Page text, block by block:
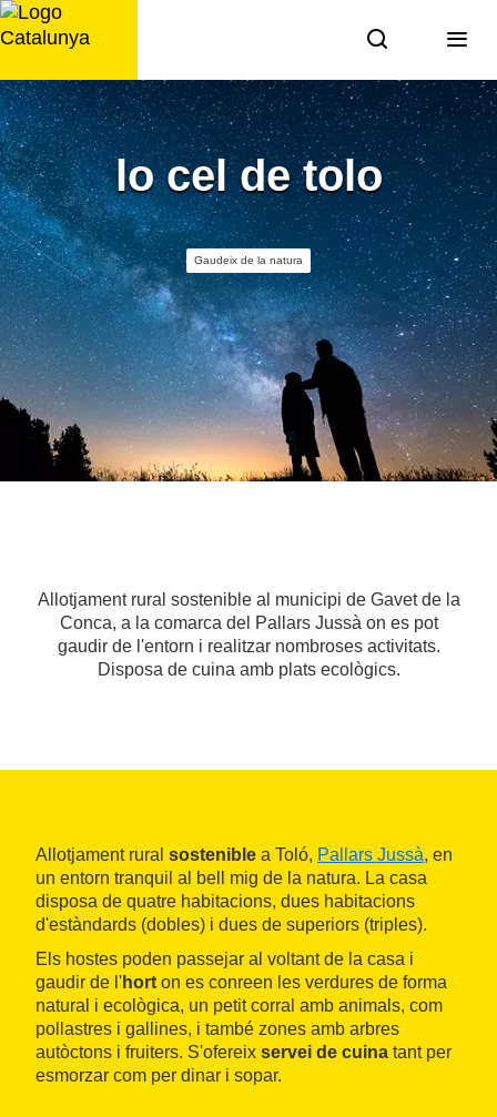
Saltar
al
lo cel de tolo
Gaudeix de la natura
Allotjament rural sostenible al municipi de Gavet de la
Conca, a la comarca del Pallars Jussà on es pot
gaudir de l'entorn i realitzar nombroses activitats.
Disposa de cuina amb plats ecològics.
Allotjament rural sostenible a Toló, Pallars Jussà, en
un entorn tranquil al bell mig de la natura. La casa
disposa de quatre habitacions, dues habitacions
d'estàndards (dobles) i dues de superiors (triples).
Els hostes poden passejar al voltant de la casa i
gaudir de l'hort on es conreen les verdures de forma
natural i ecològica, un petit corral amb animals, com
pollastres i gallines, i també zones amb arbres
autòctons i fruiters. S'ofereix servei de cuina tant per
esmorzar com per dinar i sopar.